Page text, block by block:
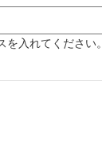
入れてください。